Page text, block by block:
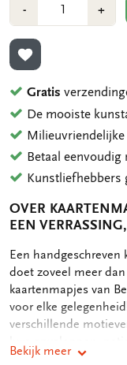
-Min
1
+Plus
1
TOEVOEGEN AAN
Gratis
De mooiste
Betaal
Kunstliefhebbers
OVER
EEN
OMSCHRIJVING
Een
doet zoveel meer
kaartenmapjes van
voor elke
verschillende
kaartenmapje. Op de
Bekijk meer